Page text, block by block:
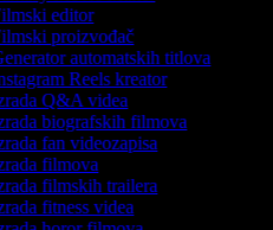
editor
proizvođač
automatskih titlova
Reels kreator
Q&A videa
biografskih filmova
fan videozapisa
filmova
filmskih trailera
fitness videa